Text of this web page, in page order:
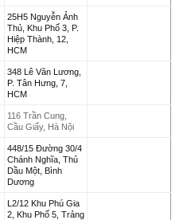
25H5 Nguyễn Ảnh
Thủ, Khu Phố 3, P.
Hiệp Thành, 12,
HCM
348 Lê Văn Lương,
P. Tân Hưng, 7,
HCM
116 Trần Cung,
Cầu Giấy, Hà Nội
448/15 Đường 30/4
Chánh Nghĩa, Thủ
Dầu Một, Bình
Dương
L2/12 Khu Phú Gia
2, Khu Phố 5, Trảng